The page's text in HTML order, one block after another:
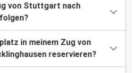
von Stuttgart nach
in meinem Zug von
reservieren?